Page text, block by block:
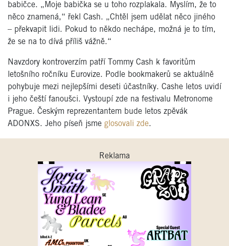
babičce. „Moje babička se u toho rozplakala. Myslím, že to
něco znamená,“ řekl Cash. „Chtěl jsem udělat něco jiného
– překvapit lidi. Pokud to někdo nechápe, možná je to tím,
že se na to dívá příliš vážně.“
Navzdory kontroverzím patří Tommy Cash k favoritům
letošního ročníku Eurovize. Podle bookmakerů se aktuálně
pohybuje mezi nejlepšími deseti účastníky. Cashe letos uvidí
i jeho čeští fanoušci. Vystoupí zde na festivalu Metronome
Prague. Českým reprezentantem bude letos zpěvák
ADONXS. Jeho píseň jsme glosovali zde.
Reklama